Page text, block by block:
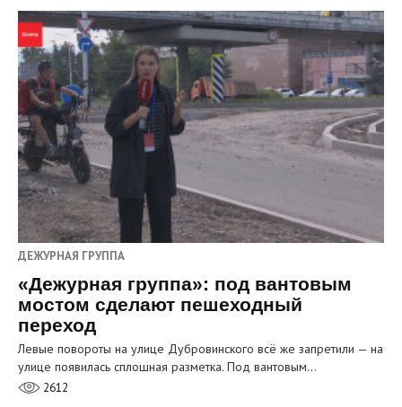
ДЕЖУРНАЯ ГРУППА
«Дежурная группа»: под вантовым
мостом сделают пешеходный
переход
Левые повороты на улице Дубровинского всё же запретили — на
улице появилась сплошная разметка. Под вантовым…
2612